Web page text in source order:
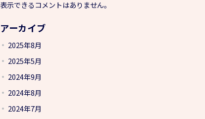
表示できるコメントはありません。
アーカイブ
2025年8月
2025年5月
2024年9月
2024年8月
2024年7月